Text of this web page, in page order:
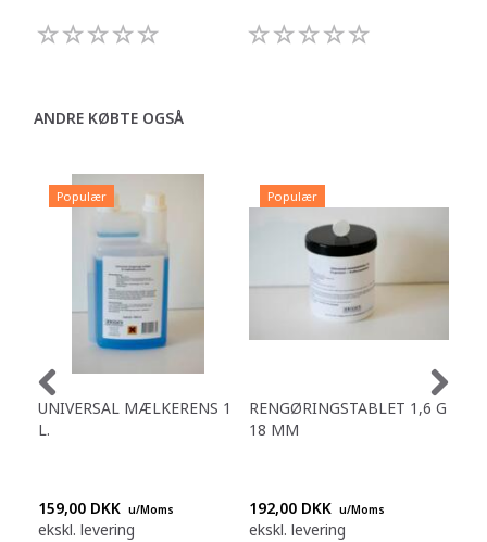
ANDRE KØBTE OGSÅ
Populær
UNIVERSAL MÆLKERENS 1
L.
159,00 DKK u/Moms
ekskl. levering
Populær
RENGØRINGSTABLET 1,6 G
18 MM
192,00 DKK u/Moms
ekskl. levering